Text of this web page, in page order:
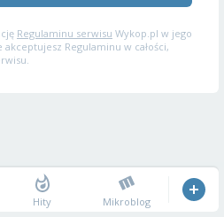
Regulaminu serwisu Wykop.pl w jego
Regulaminu w całości,
Hity Mikroblog